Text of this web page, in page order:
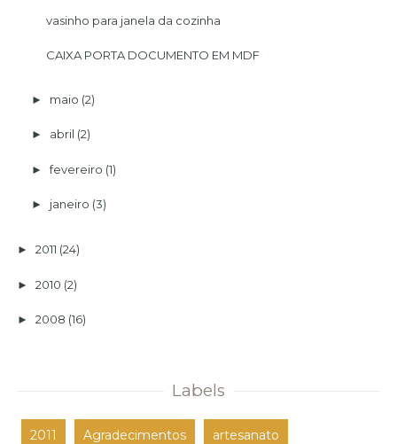
vasinho para janela da cozinha
CAIXA PORTA DOCUMENTO EM MDF
► maio (2)
► abril (2)
►fevereiro (1)
► janeiro (3)
►2011 (24)
►2010 (2)
►2008 (16)
Labels
2011 Agradecimentos artesanato